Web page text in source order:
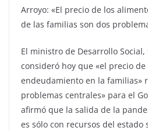
Arroyo: «El precio de los
de las familias son dos
El ministro de Desarrollo Social,
consideró hoy que «el precio
endeudamiento en la familias»
problemas centrales» para el
afirmó que la salida de la
es sólo con recursos del estado